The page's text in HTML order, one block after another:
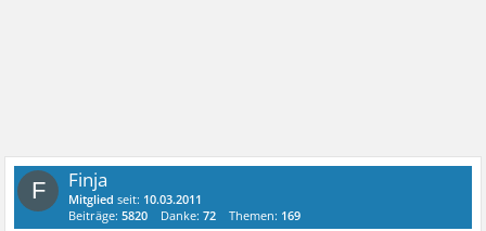
F Finja
Mitglied seit: 10.03.2011
Beiträge:5820 Danke:72 Themen: 169